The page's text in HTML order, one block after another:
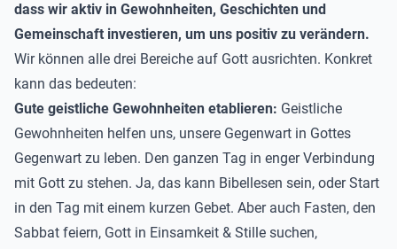
dass wir aktiv in Gewohnheiten, Geschichten und
Gemeinschaft investieren, um uns positiv zu verändern.
Wir können alle drei Bereiche auf Gott ausrichten. Konkret
kann das bedeuten:
Gute geistliche Gewohnheiten etablieren: Geistliche
Gewohnheiten helfen uns, unsere Gegenwart in Gottes
Gegenwart zu leben. Den ganzen Tag in enger Verbindung
mit Gott zu stehen. Ja, das kann Bibellesen sein, oder Start
in den Tag mit einem kurzen Gebet. Aber auch Fasten, den
Sabbat feiern, Gott in Einsamkeit & Stille suchen,